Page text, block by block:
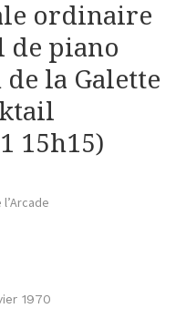
ordinaire
de piano
la Galette
15h15)
1970